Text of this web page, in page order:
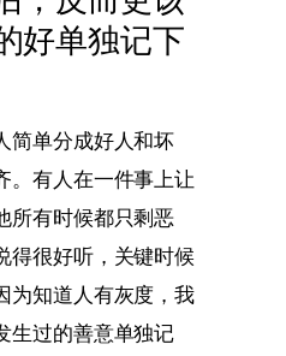
好单独记下
简单分成好人和坏
。有人在一件事上让
所有时候都只剩恶
得很好听，关键时候
为知道人有灰度，我
生过的善意单独记